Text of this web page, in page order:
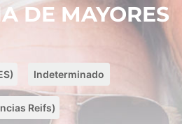
DE MAYORES
Indeterminado
Reifs)